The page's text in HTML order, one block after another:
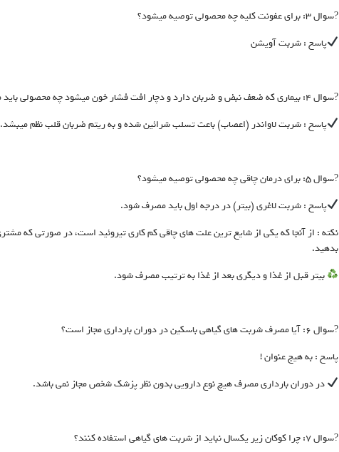
?سوال ۳: برای عفونت کلیه چه محصولی توصیه میشود؟
پاسخ : شربت آویشن
?سوال ۴: بیماری که ضعف نبض و ضربان دارد و دچار افت فشار خون میشود چه محصولی باید مصرف کند؟
پاسخ : شربت لاواندر (اعصاب) باعث تسلب شرائین شده و به ریتم ضربان قلب نظم میبشد.
?سوال ۵: برای درمان چاقی چه محصولی توصیه میشود؟
پاسخ : شربت لاغری (بیتر) در درجه اول باید مصرف شود.
نکته : از آنجا که یکی از شایع ترین علت های چاقی کم کاری تیروئید است، در صورتی که
بدهید.
بیتر قبل از غذا و دیگری بعد از غذا به ترتیب مصرف شود.
?سوال ۶: آیا مصرف شربت های گیاهی باسکین در دوران بارداری مجاز است؟
پاسخ : به هیج عنوان !
در دوران بارداری مصرف هیچ نوع دارویی بدون نظر پزشک شخص مجاز نمی باشد.
?سوال ۷: چرا کوکان زیر یکسال نباید از شربت های گیاهی استفاده کنند؟